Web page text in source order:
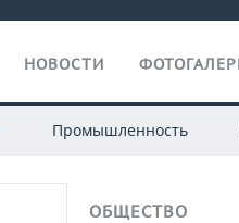
НОВОСТИ
Промышленность
ОБЩЕСТВО